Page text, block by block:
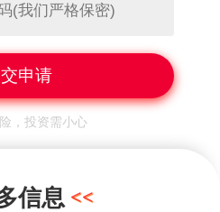
，投资需小心
信息